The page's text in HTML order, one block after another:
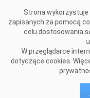
Strona wykorzystuje
zapisanych za pomocą
celu dostosowania
W przeglądarce
dotyczące cookies.